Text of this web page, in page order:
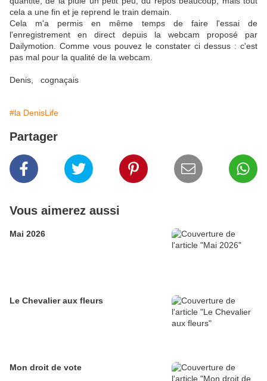
cela a une fin et je reprend le train demain.
Cela m'a permis en même temps de faire l'essai de
l'enregistrement en direct depuis la webcam proposé par
Dailymotion. Comme vous pouvez le constater ci dessus : c'est
pas mal pour la qualité de la webcam.
Denis, cognaçais
#la DenisLife
Partager
Vous aimerez aussi
Mai 2026
Le Chevalier aux fleurs
Mon droit de vote